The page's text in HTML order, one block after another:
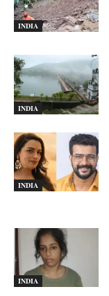
INDIA
INDIA
INDIA
INDIA